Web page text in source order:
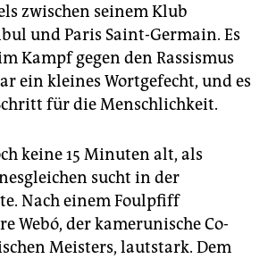
zwischen seinem Klub
und Paris Saint-Germain. Es
Kampf gegen den Rassismus
ein kleines Wortgefecht, und es
für die Menschlichkeit.
keine 15 Minuten alt, als
sucht in der
Nach einem Foulpfiff
Webó, der kamerunische Co-
Meisters, lautstark. Dem